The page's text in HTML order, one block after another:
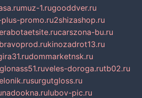
muz-1.rugooddver.ru
promo.ru2shizashop.ru
carszona-bu.ru
bravoprod.rukinozadrot13.ru
dommarketnsk.ru
veles-doroga.rutb02.ru
surgutgloss.ru
nadookna.rulubov-pic.ru